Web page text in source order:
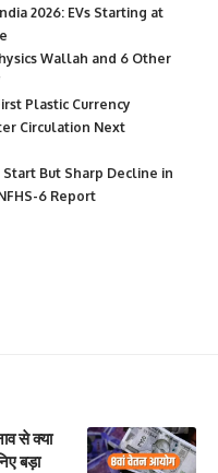
2026: EVs Starting at
Wallah and 6 Other
Plastic Currency
Circulation Next
But Sharp Decline in
6 Report
से क्या
बड़ा